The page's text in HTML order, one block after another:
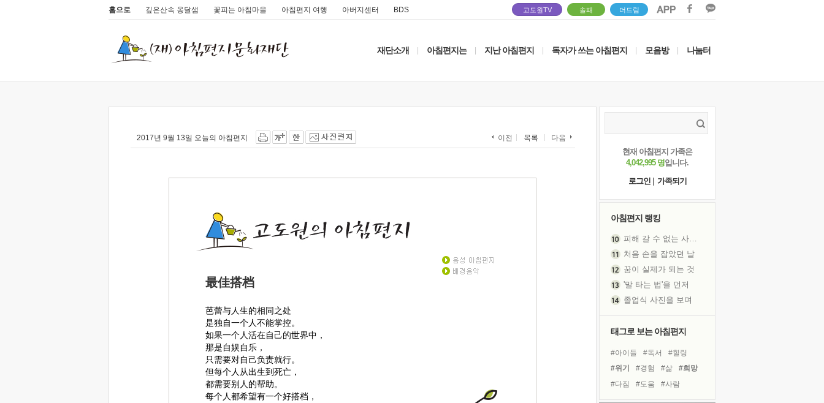
홈으로 깊은산속 옹달샘 꽃피는 아침마을 아침편지 여행 아버지센터 BDS 고도원TV 솔패 더드림
재단소개 아침편지는 지난 아침편지 독자가 쓰는 아침편지 모음방 나눔터
2017년 9월 13일 오늘의 아침편지 이전 목록 다음
最佳搭档
芭蕾与人生的相同之处
是独自一个人不能掌控。
如果一个人活在自己的世界中，
那是自娱自乐，
只需要对自己负责就行。
但每个人从出生到死亡，
都需要别人的帮助。
每个人都希望有一个好搭档，
현재 아침편지 가족은
4,042,995 명입니다.
로그인
가족되기
아침편지 랭킹
처음 손을 잡았던 날
꿈이 실제가 되는 것
'말 타는 법'을 먼저
졸업식 사진을 보며
보고 싶은 어머니
못된 꼰대들
거울 속의 나
태그로 보는 아침편지
#아이들 #독서
#힐링
#위기
#경험 #삶
#희망
#다짐
#도움
#사람